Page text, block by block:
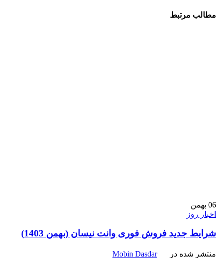
مطالب مرتبط
06 بهمن
اخبار روز
شرایط جدید فروش فوری وانت نیسان (بهمن 1403)
منتشر شده در
Mobin Dasdar